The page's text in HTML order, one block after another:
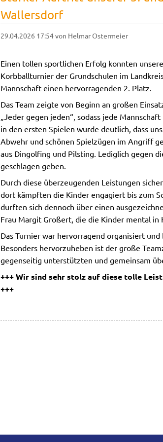
Wallersdorf
29.04.2026 17:54von Helmar Ostermeier
Einen tollen sportlichen Erfolg konnten
Korbballturnier der Grundschulen im
Mannschaft einen hervorragenden 2. Platz.
Das Team zeigte von Beginn an großen
„Jeder gegen jeden“, sodass jede
in den ersten Spielen wurde deutlich, dass
Abwehr und schönen Spielzügen im Angriff
aus Dingolfing und Pilsting. Lediglich gegen
geschlagen geben.
Durch diese überzeugenden Leistungen
dort kämpften die Kinder engagiert bis zum
durften sich dennoch über einen
Frau Margit Großert, die die Kinder mental in
Das Turnier war hervorragend organisiert
Besonders hervorzuheben ist der große
gegenseitig unterstützten und gemeinsam
+++ Wir sind sehr stolz auf diese tolle
+++